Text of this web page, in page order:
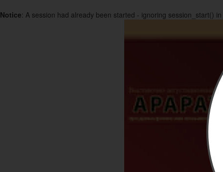
Notice: A session had already been started - ignoring session_start() in